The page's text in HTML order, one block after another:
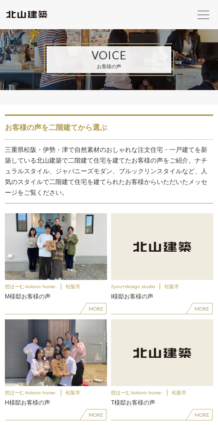
VOICE
お客様の声
お客様の声を二階建てから選ぶ
三重県松阪・伊勢・津で自然素材のおしゃれな注文住宅・一戸建てを新
築している北山建築で二階建て住宅を建てたお客様の声をご紹介。ナチ
ュラルスタイル、ジャパニーズモダン、ブルックリンスタイルなど、人
気のスタイルで二階建て住宅を建てられたお客様からいただいたメッセ
ージをご覧ください。
想ほーむ-kokoro home- 松阪市
M様邸お客様の声
MORE
2you+design studio 松阪市
I様邸お客様の声
MORE
想ほーむ-kokoro home- 松阪市
H様邸お客様の声
MORE
想ほーむ-kokoro home- 松阪市
T様邸お客様の声
MORE